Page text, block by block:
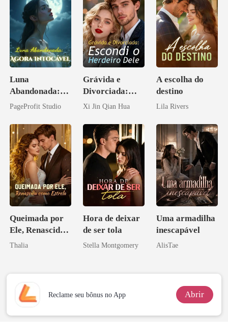
Luna
Abandonada:
Agora Intocável
PageProfit Studio
Grávida e
Divorciada:
Escondi o
Xi Jin Qian Hua
A escolha do
destino
Lila Rivers
Queimada por
Ele, Renascida
como Estrela
Thalia
Hora de deixar
de ser tola
Stella Montgomery
Uma armadilha
inescapável
AlisTae
Reclame seu bônus no App Abrir